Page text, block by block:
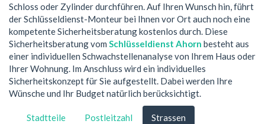
Schloss oder Zylinder durchführen. Auf Ihren Wunsch hin, führt
der Schlüsseldienst-Monteur bei Ihnen vor Ort auch noch eine
kompetente Sicherheitsberatung kostenlos durch. Diese
Sicherheitsberatung vom Schlüsseldienst Ahorn besteht aus
einer individuellen Schwachstellenanalyse von Ihrem Haus oder
Ihrer Wohnung. Im Anschluss wird ein individuelles
Sicherheitskonzept für Sie aufgestellt. Dabei werden Ihre
Wünsche und Ihr Budget natürlich berücksichtigt.
Stadtteile Postleitzahl Strassen